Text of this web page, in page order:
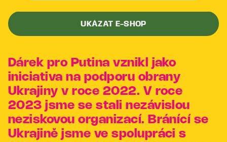
UKÁZAT E-SHOP
Dárek pro Putina vznikl jako
iniciativa na podporu obrany
Ukrajiny v roce 2022. V roce
2023 jsme se stali nezávislou
neziskovou organizací. Bránící se
Ukrajině jsme ve spolupráci s